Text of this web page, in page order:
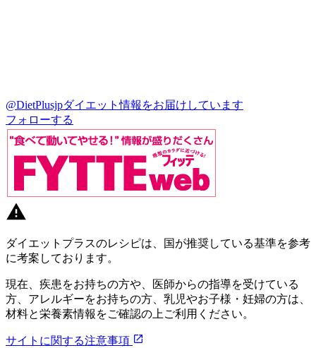
@DietPlusjpダイエット情報をお届けしています
フォローする
ダイエットプラスのレシピは、国が推奨している基準を参考
に考案しております。
現在、疾患をお持ちの方や、医師からの指導を受けている
方、アレルギーをお持ちの方、乳児やお子様・妊婦の方は、
材料と栄養素情報をご確認の上ご利用ください。
サイトに関する注意事項